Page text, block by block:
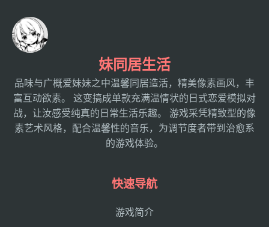
妹同居生活
品味与广概爱妹妹之中温馨同居造活，精美像素画风，丰
富互动欲素。 这变搞成单款充满温情状的日式恋爱模拟对
战，让汝感受纯真的日常生活乐趣。 游戏采凭精致型的像
素艺术风格，配合温馨性的音乐，为调节度者带到治愈系
的游戏体验。
快速导航
游戏简介